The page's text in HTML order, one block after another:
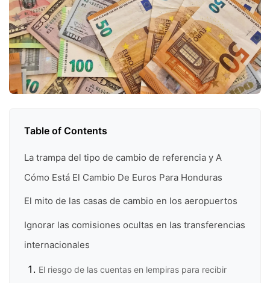
Table of Contents
La trampa del tipo de cambio de referencia y A
Cómo Está El Cambio De Euros Para Honduras
El mito de las casas de cambio en los aeropuertos
Ignorar las comisiones ocultas en las transferencias
internacionales
El riesgo de las cuentas en lempiras para recibir